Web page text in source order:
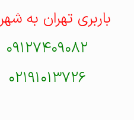
باربری تهران به شهرضا
۰۹۱۲۷۴۰۹۰۸۲
۰۲۱۹۱۰۱۳۷۲۶